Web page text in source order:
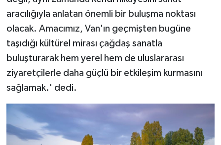
aracılığıyla anlatan önemli bir buluşma noktası
olacak. Amacımız, Van'ın geçmişten bugüne
taşıdığı kültürel mirası çağdaş sanatla
buluşturarak hem yerel hem de uluslararası
ziyaretçilerle daha güçlü bir etkileşim kurmasını
sağlamak.' dedi.